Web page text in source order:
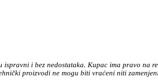
i bez nedostataka. Kupac ima pravo na
proizvodi ne mogu biti vraćeni niti